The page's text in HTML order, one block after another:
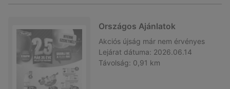
Országos Ajánlatok
Akciós újság már nem érvényes
Lejárat dátuma: 2026.06.14
Távolság: 0,91 km